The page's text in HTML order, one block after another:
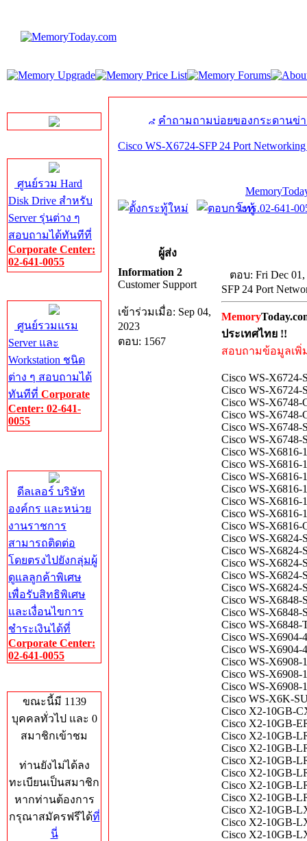
ศูนย์รวม Hard
Disk Drive สำหรับ
Server รุ่นต่าง ๆ
สอบถามได้ทันทีที่
Corporate Center:
02-641-0055
ศูนย์รวมแรม
Server และ
Workstation ชนิด
ต่าง ๆ สอบถามได้
ทันทีที่ Corporate
Center: 02-641-
0055
ดีลเลอร์ บริษัท
องค์กร และหน่วย
งานราชการ
สามารถติดต่อ
โดยตรงไปยังกลุ่มผู้
ดูแลลูกค้าพิเศษ
เพื่อรับสิทธิพิเศษ
และเงื่อนไขการ
ชำระเงินได้ที่
Corporate Center:
02-641-0055
ขณะนี้มี 1139
บุคคลทั่วไป และ 0
สมาชิกเข้าชม
ท่านยังไม่ได้ลง
ทะเบียนเป็นสมาชิก
หากท่านต้องการ
กรุณาสมัครฟรีได้ที่
นี่
คำถามถามบ่อยของกระดานข่
Cisco WS-X6724-SFP 24 Port
โทร.02-641-
ผู้ส่ง
Information 2
Customer Support
เข้าร่วมเมื่อ: Sep 04,
2023
ตอบ: 1567
ตอบ: Fri Dec 01,
SFP 24 Port
Memory
ประเทศไทย !!
สอบถามข้อมูลเพิ่
Cisco WS-X6724-
Cisco WS-X6724-
Cisco WS-X6748-
Cisco WS-X6748-
Cisco WS-X6748-
Cisco WS-X6748-
Cisco WS-X6816-
Cisco WS-X6816-
Cisco WS-X6816-
Cisco WS-X6816-
Cisco WS-X6816-
Cisco WS-X6816-
Cisco WS-X6816-
Cisco WS-X6824-
Cisco WS-X6824-
Cisco WS-X6824-
Cisco WS-X6824-
Cisco WS-X6824-
Cisco WS-X6848-
Cisco WS-X6848-
Cisco WS-X6848-
Cisco WS-X6904-
Cisco WS-X6904-
Cisco WS-X6908-
Cisco WS-X6908-
Cisco WS-X6908-
Cisco WS-X6K-
Cisco X2-10GB-
Cisco X2-10GB-
Cisco X2-10GB-
Cisco X2-10GB-
Cisco X2-10GB-
Cisco X2-10GB-
Cisco X2-10GB-
Cisco X2-10GB-
Cisco X2-10GB-
Cisco X2-10GB-
Cisco X2-10GB-